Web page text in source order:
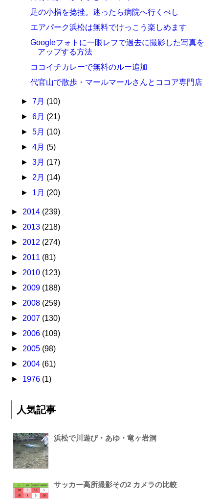
足の小指を捻挫。迷ったら病院へ行くべし
エアパーク浜松は無料でけっこう楽しめます
Googleフォトに一眼レフで過去に撮影した写真を
アップする方法
ココイチカレーで無料のルー追加
代官山で散歩・マールマールさんとココア専門店
► 7月 (10)
► 6月 (21)
► 5月 (10)
► 4月 (5)
► 3月 (17)
► 2月 (14)
► 1月 (20)
► 2014 (239)
► 2013 (218)
► 2012 (274)
► 2011 (81)
► 2010 (123)
► 2009 (188)
► 2008 (259)
► 2007 (130)
► 2006 (109)
► 2005 (98)
► 2004 (61)
► 1976 (1)
人気記事
浜松で川遊び・あゆ・竜ヶ岩洞
サッカー高所撮影その2 カメラの比較